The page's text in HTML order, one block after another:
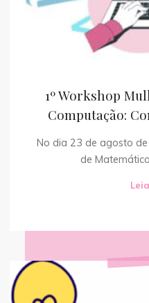
1º Workshop
Computação:
No dia 23 de agosto
de